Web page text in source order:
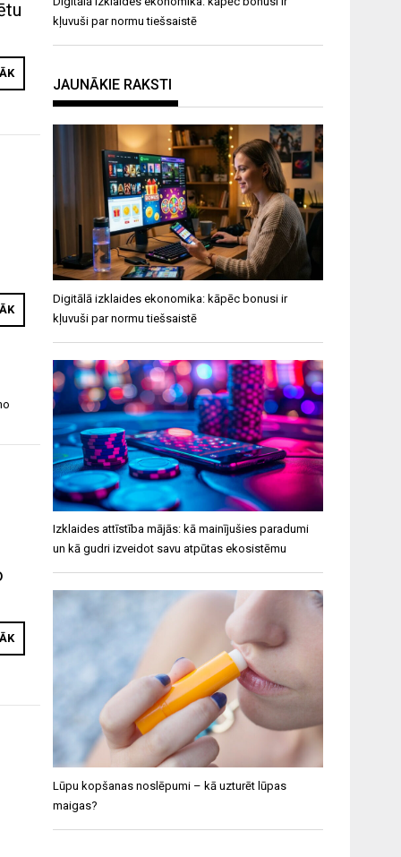
kļuvuši par normu tiešsaistē
JAUNĀKIE RAKSTI
Digitālā izklaides ekonomika: kāpēc bonusi ir
kļuvuši par normu tiešsaistē
Izklaides attīstība mājās: kā mainījušies paradumi
un kā gudri izveidot savu atpūtas ekosistēmu
Lūpu kopšanas noslēpumi – kā uzturēt lūpas
maigas?